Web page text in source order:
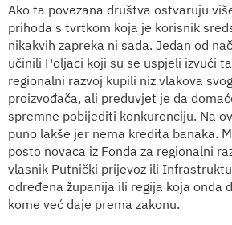
Ako ta povezana društva ostvaruju
prihoda s tvrtkom koja je korisnik
nikakvih zapreka ni sada. Jedan od
učinili Poljaci koji su se uspjeli izvući
regionalni razvoj kupili niz vlakova
proizvođača, ali preduvjet je da
spremne pobijediti konkurenciju. Na
puno lakše jer nema kredita banaka.
posto novaca iz Fonda za regionalni
vlasnik Putnički prijevoz ili
određena županija ili regija koja onda
kome već daje prema zakonu.